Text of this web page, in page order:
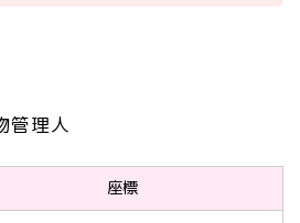
管理人
座標